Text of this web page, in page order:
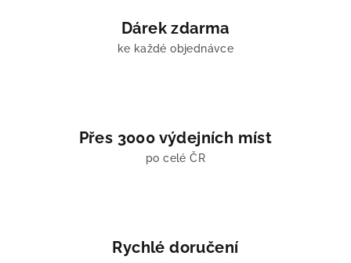
Dárek zdarma
ke každé objednávce
Přes 3000 výdejních míst
po celé ČR
Rychlé doručení